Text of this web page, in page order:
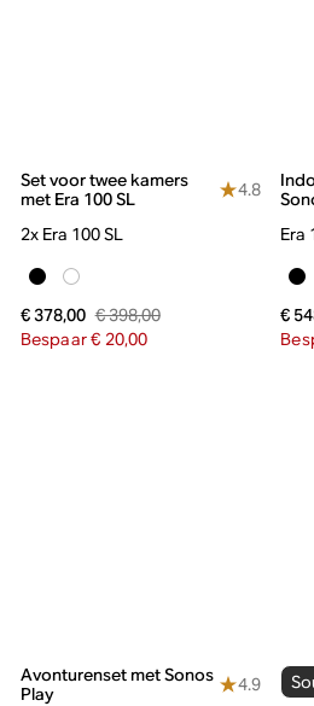
Set voor twee kamers
met Era 100 SL
4.8
2x Era 100 SL
€ 378,00 € 398,00
Bespaar € 20,00
Era
€
Avonturenset met Sonos
Play
4.9